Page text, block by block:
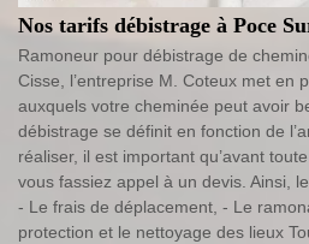
Nos tarifs débistrage à Poce
Ramoneur pour débistrage de
Cisse, l’entreprise M. Coteux met en
auxquels votre cheminée peut avoir
débistrage se définit en fonction de
réaliser, il est important qu’avant
vous fassiez appel à un devis. Ainsi,
- Le frais de déplacement, - Le
protection et le nettoyage des lieux